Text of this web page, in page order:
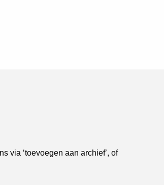
via ‘toevoegen aan archief’, of